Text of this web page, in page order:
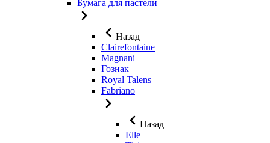
Бумага для пастели
Назад
Clairefontaine
Magnani
Гознак
Royal Talens
Fabriano
Назад
Elle